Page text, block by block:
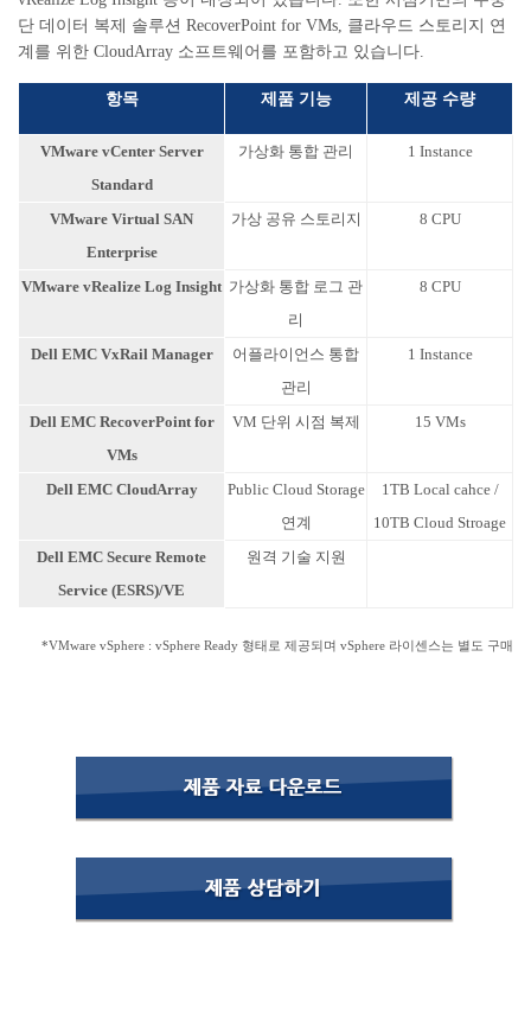
단 데이터 복제 솔루션 RecoverPoint for VMs, 클라우드 스토리지 연
계를 위한 CloudArray 소프트웨어를 포함하고 있습니다.
항목 제품 기능 제공 수량
VMware vCenter Server
Standard
가상화 통합 관리 1 Instance
VMware Virtual SAN
Enterprise
가상 공유 스토리지 8 CPU
VMware vRealize Log Insight 가상화 통합 로그 관
리
8 CPU
Dell EMC VxRail Manager
어플라이언스 통합
관리
1 Instance
Dell EMC RecoverPoint for
VMs
VM 단위 시점 복제 15 VMs
Dell EMC CloudArray
Public Cloud Storage
연계
1TB Local cahce /
10TB Cloud Stroage
Dell EMC Secure Remote
Service (ESRS)/VE
원격 기술 지원
*VMware vSphere : vSphere Ready 형태로 제공되며 vSphere 라이센스는 별도 구매